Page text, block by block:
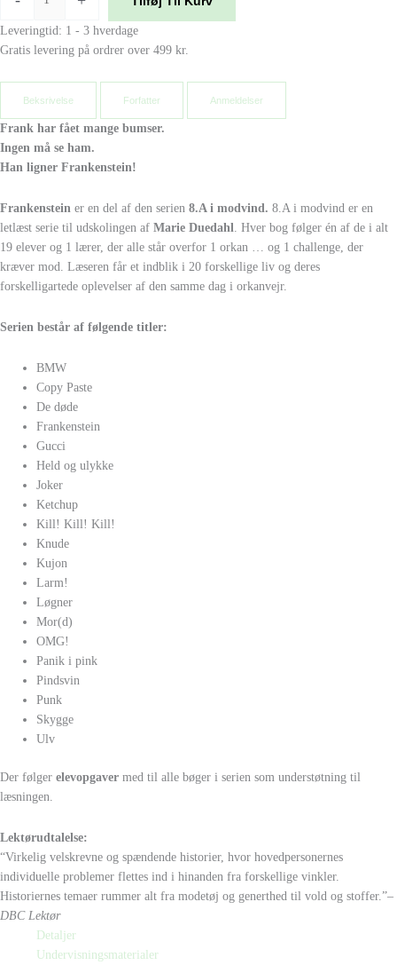
Leveringtid: 1 - 3 hverdage
Gratis levering på ordrer over 499 kr.
Beksrivelse Forfatter Anmeldelser
Frank har fået mange bumser.
Ingen må se ham.
Han ligner Frankenstein!
Frankenstein er en del af den serien 8.A i modvind. 8.A i modvind er en
letlæst serie til udskolingen af Marie Duedahl. Hver bog følger én af de i alt
19 elever og 1 lærer, der alle står overfor 1 orkan … og 1 challenge, der
kræver mod. Læseren får et indblik i 20 forskellige liv og deres
forskelligartede oplevelser af den samme dag i orkanvejr.
Serien består af følgende titler:
BMW
Copy Paste
De døde
Frankenstein
Gucci
Held og ulykke
Joker
Ketchup
Kill! Kill! Kill!
Knude
Kujon
Larm!
Løgner
Mor(d)
OMG!
Panik i pink
Pindsvin
Punk
Skygge
Ulv
Der følger elevopgaver med til alle bøger i serien som understøtning til
læsningen.
Lektørudtalelse:
“Virkelig velskrevne og spændende historier, hvor hovedpersonernes
individuelle problemer flettes ind i hinanden fra forskellige vinkler.
Historiernes temaer rummer alt fra modetøj og generthed til vold og stoffer.”–
DBC Lektør
Detaljer
Undervisningsmaterialer